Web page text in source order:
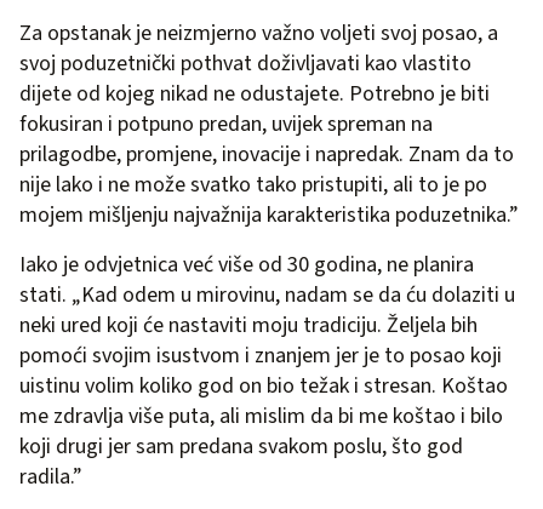
Za opstanak je neizmjerno važno voljeti svoj posao, a
svoj poduzetnički pothvat doživljavati kao vlastito
dijete od kojeg nikad ne odustajete. Potrebno je biti
fokusiran i potpuno predan, uvijek spreman na
prilagodbe, promjene, inovacije i napredak. Znam da to
nije lako i ne može svatko tako pristupiti, ali to je po
mojem mišljenju najvažnija karakteristika poduzetnika.”
Iako je odvjetnica već više od 30 godina, ne planira
stati. „Kad odem u mirovinu, nadam se da ću dolaziti u
neki ured koji će nastaviti moju tradiciju. Željela bih
pomoći svojim isustvom i znanjem jer je to posao koji
uistinu volim koliko god on bio težak i stresan. Koštao
me zdravlja više puta, ali mislim da bi me koštao i bilo
koji drugi jer sam predana svakom poslu, što god
radila.”